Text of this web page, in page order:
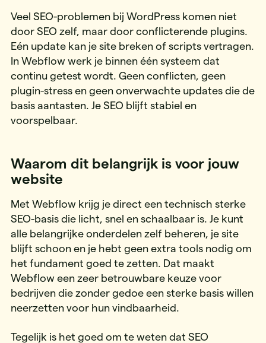
Veel SEO-problemen bij WordPress komen niet
door SEO zelf, maar door conflicterende plugins.
Eén update kan je site breken of scripts vertragen.
In Webflow werk je binnen één systeem dat
continu getest wordt. Geen conflicten, geen
plugin-stress en geen onverwachte updates die de
basis aantasten. Je SEO blijft stabiel en
voorspelbaar.
Waarom dit belangrijk is voor jouw
website
Met Webflow krijg je direct een technisch sterke
SEO-basis die licht, snel en schaalbaar is. Je kunt
alle belangrijke onderdelen zelf beheren, je site
blijft schoon en je hebt geen extra tools nodig om
het fundament goed te zetten. Dat maakt
Webflow een zeer betrouwbare keuze voor
bedrijven die zonder gedoe een sterke basis willen
neerzetten voor hun vindbaarheid.
Tegelijk is het goed om te weten dat SEO